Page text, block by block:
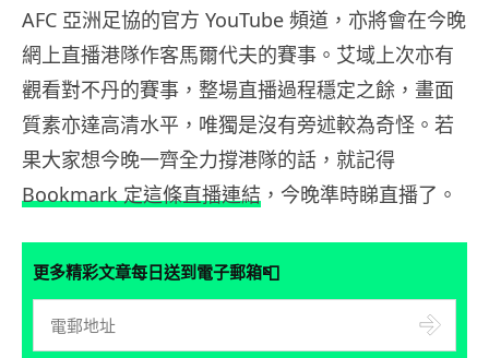
AFC 亞洲足協的官方 YouTube 頻道，亦將會在今晚
網上直播港隊作客馬爾代夫的賽事。艾域上次亦有
觀看對不丹的賽事，整場直播過程穩定之餘，畫面
質素亦達高清水平，唯獨是沒有旁述較為奇怪。若
果大家想今晚一齊全力撐港隊的話，就記得
Bookmark 定這條直播連結 ，今晚準時睇直播了。
更多精彩文章每日送到電子郵箱📮